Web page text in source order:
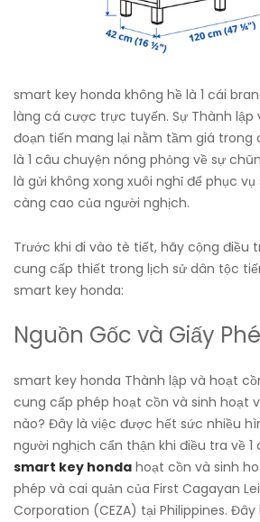
smart key honda không hề là 1 cái
làng cá cược trực tuyến. Sự Thành lập
đoạn tiến mang lại nằm tầm giá trong
là 1 câu chuyện nóng phỏng về sự
là gửi không xong xuôi nghỉ để phục
càng cao của người nghịch.
Trước khi đi vào tè tiết, hãy cộng điều
cung cấp thiết trong lịch sử dân tộc
smart key honda:
Nguồn Gốc và Giấy
smart key honda Thành lập và hoạt
cung cấp phép hoạt cồn và sinh hoạt
nào? Đây là việc được hết sức nhiều
người nghịch cẩn thận khi điều tra về
smart key honda hoạt cồn và sinh
phép và cai quản của First Cagayan
Corporation (CEZA) tại Philippines.